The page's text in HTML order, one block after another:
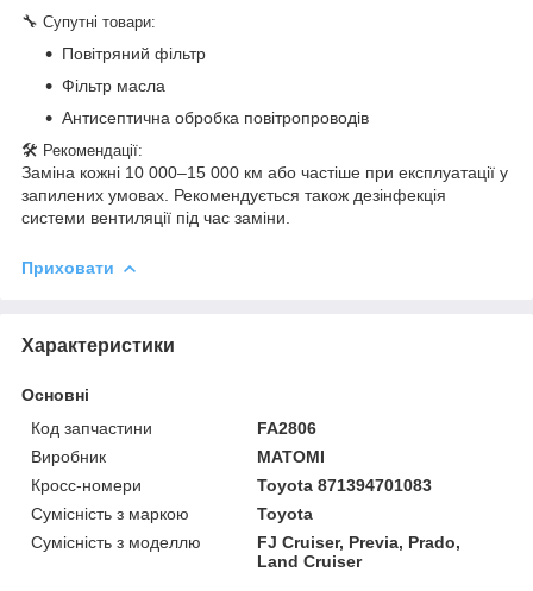
🔧 Супутні товари:
Повітряний фільтр
Фільтр масла
Антисептична обробка повітропроводів
🛠️ Рекомендації:
Заміна кожні 10 000–15 000 км або частіше при експлуатації у
запилених умовах. Рекомендується також дезінфекція
системи вентиляції під час заміни.
Приховати
Характеристики
Основні
Код запчастини
FA2806
Виробник
MATOMI
Кросс-номери
Toyota 871394701083
Сумісність з маркою
Toyota
Сумісність з моделлю
FJ Cruiser, Previa, Prado,
Land Cruiser